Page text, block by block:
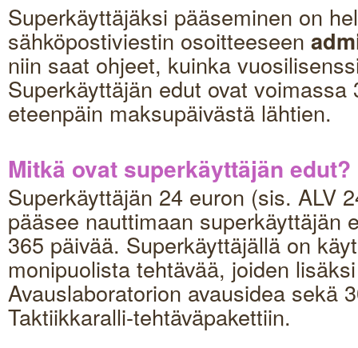
Superkäyttäjäksi pääseminen on
sähköpostiviestin osoitteeseen
niin saat ohjeet, kuinka
Superkäyttäjän edut ovat voimassa
eteenpäin maksupäivästä lähtien.
Mitkä ovat superkäyttäjän edut?
Superkäyttäjän 24 euron (sis. ALV
pääsee nauttimaan superkäyttäjän
365 päivää. Superkäyttäjällä on
monipuolista tehtävää, joiden
Avauslaboratorion avausidea sekä
Taktiikkaralli-tehtäväpakettiin.